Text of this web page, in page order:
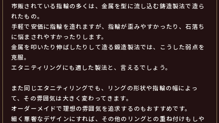
市販されている指輪の多くは、金属を型に流し込む鋳造製法で造ら
れたもの。
手軽で安価に指輪を造れますが、指輪が歪みやすかったり、石落ち
に悩まされやすかったりします。
金属を叩いたり伸ばしたりして造る鍛造製法では、こうした弱点を
克服。
エタニティリングにも適した製法と、言えるでしょう。
また同じエタニティリングでも、リングの形状や指輪の幅によっ
て、その雰囲気は大きく変わってきます。
オーダーメイドで理想の雰囲気を追求するのもおすすめです。
細く華奢なデザインにすれば、その他のリングとの重ね付けもしや